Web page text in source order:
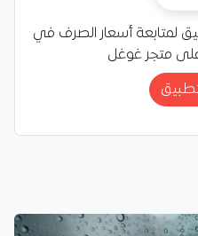
لمتابعة أسعار الصرف في
على متجر غوغل